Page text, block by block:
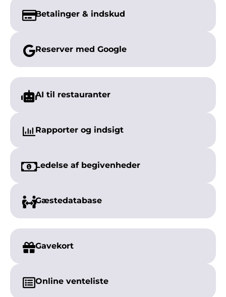
Betalinger & indskud
Reserver med Google
AI til restauranter
Rapporter og indsigt
Ledelse af begivenheder
Gæstedatabase
Gavekort
Online venteliste